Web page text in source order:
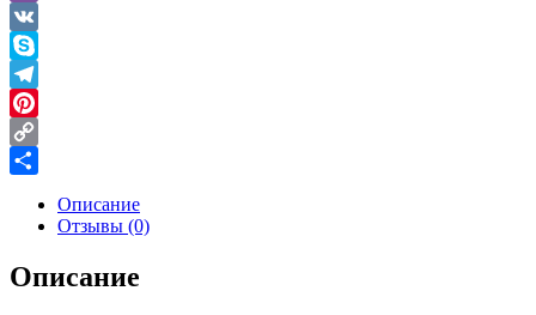
Viber
VK
Skype
Telegram
Pinterest
Copy
Описание
Отзывы (0)
Описание